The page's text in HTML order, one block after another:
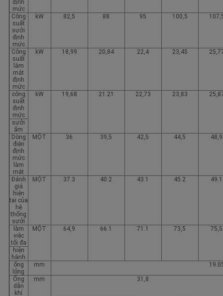
định
mức
Công
suất
sưởi
định
mức
kW 82,5 88 95 100,5
Công
suất
làm
mát
định
mức
kW 18,99 20,84 22,4 23,45
công
suất
định
mức
kW 19,68 21.21 22,73 23,83
sưởi
ấm
Dòng
điện
định
mức
làm
mát
MỘT 36 39,5 42,5 44,5 48,9
Đánh
giá
hiện
tại của
hệ
thống
sưởi
MỘT 37.3 40.2 43.1 45.2 49.1
làm
việc
tối đa
MỘT 64,9 66.1 71.1 73,5 75,5
hiện
hành
ống
lỏng
mm
Ống
dẫn
khí
mm 31,8